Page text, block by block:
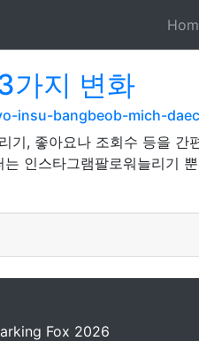
가지 변화
insu-bangbeob-mich-
, 좋아요나 조회수 등을 간
인스타그램팔로워늘리기
Fox 2026